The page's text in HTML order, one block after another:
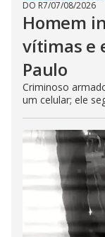
DO R7/07/08/2026
Homem
vítimas e
Paulo
Criminoso
um celular; ele